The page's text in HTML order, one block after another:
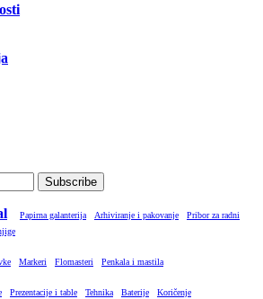
Subscribe
Papirna galanterija Arhiviranje i pakovanje
Pribor za radni
Markeri Flomasteri Penkala i mastila
Prezentacije i table Tehnika Baterije Koričenje